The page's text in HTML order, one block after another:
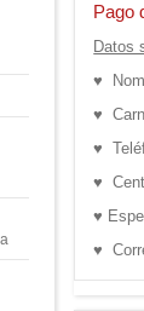
Pago
Datos
♥
♥
♥
♥
♥
♥